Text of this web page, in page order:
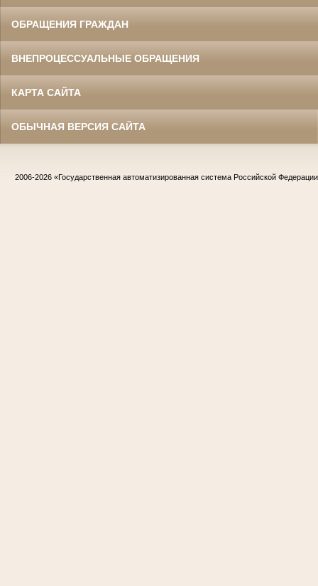
ОБРАЩЕНИЯ ГРАЖДАН
ВНЕПРОЦЕССУАЛЬНЫЕ ОБРАЩЕНИЯ
КАРТА САЙТА
ОБЫЧНАЯ ВЕРСИЯ САЙТА
2006-2026 «Государственная автоматизированная система Российской